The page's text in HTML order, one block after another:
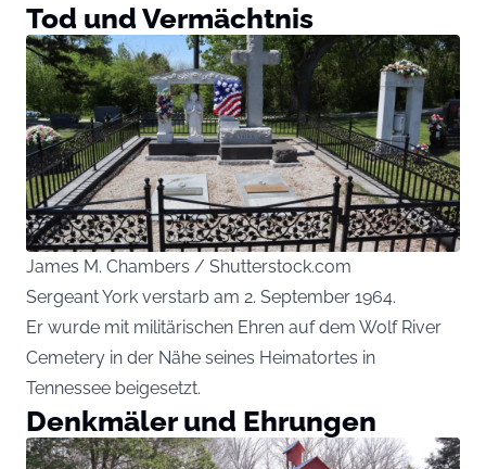
Tod und Vermächtnis
James M. Chambers / Shutterstock.com
Sergeant York verstarb am 2. September 1964.
Er wurde mit militärischen Ehren auf dem Wolf River
Cemetery in der Nähe seines Heimatortes in
Tennessee beigesetzt.
Denkmäler und Ehrungen